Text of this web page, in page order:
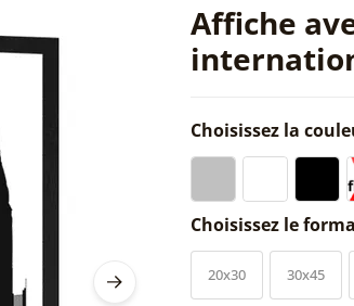
Affiche
Choisissez la
Choisissez le
20x30 30x45